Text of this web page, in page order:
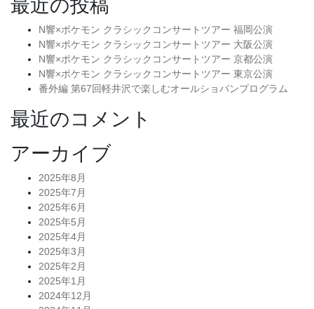
最近の投稿
N響×ポケモン クラシックコンサートツアー 福岡公演
N響×ポケモン クラシックコンサートツアー 大阪公演
N響×ポケモン クラシックコンサートツアー 京都公演
N響×ポケモン クラシックコンサートツアー 東京公演
番外編 第67回軽井沢で楽しむオールショパンプログラム
最近のコメント
アーカイブ
2025年8月
2025年7月
2025年6月
2025年5月
2025年4月
2025年3月
2025年2月
2025年1月
2024年12月